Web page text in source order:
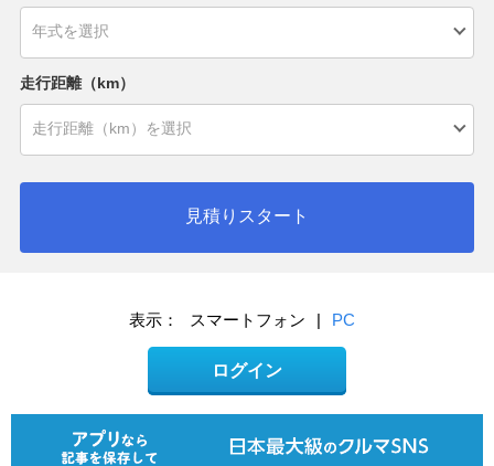
走行距離（km）
見積りスタート
表示： スマートフォン | PC
ログイン